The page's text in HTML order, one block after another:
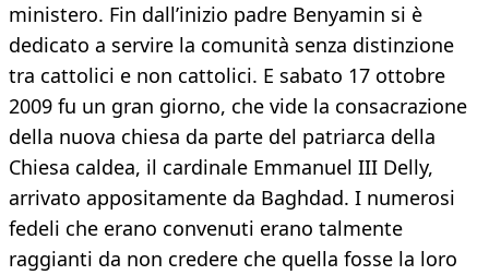
ministero. Fin dall’inizio padre Benyamin si è
dedicato a servire la comunità senza distinzione
tra cattolici e non cattolici. E sabato 17 ottobre
2009 fu un gran giorno, che vide la consacrazione
della nuova chiesa da parte del patriarca della
Chiesa caldea, il cardinale Emmanuel III Delly,
arrivato appositamente da Baghdad. I numerosi
fedeli che erano convenuti erano talmente
raggianti da non credere che quella fosse la loro